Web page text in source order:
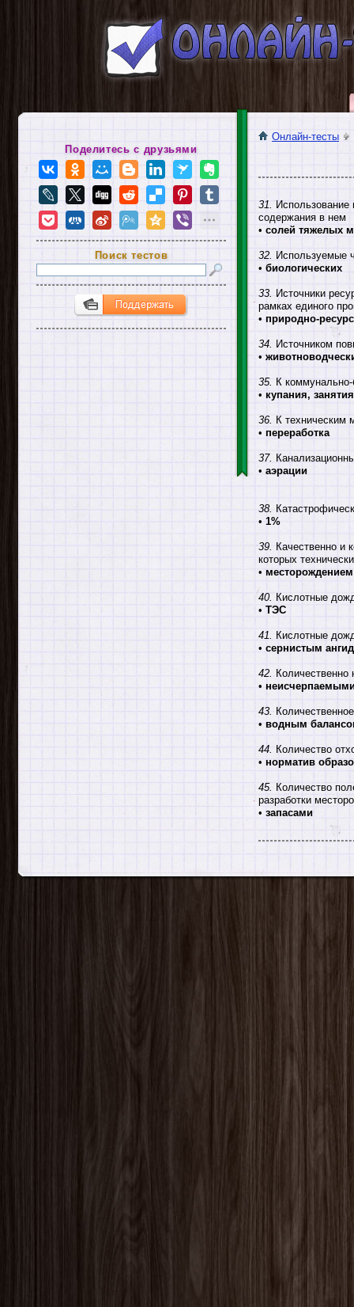
Онлайн-тесты
31.
Использование
содержания в нем
• солей тяжелых
32. Используемые
• биологических
33. Источники
рамках единого
• природно-
34. Источником
•
35. К
• купания,
36. К техническим
• переработка
37.
• аэрации
38.
• 1%
39. Качественно и
которых
• месторождением
40. Кислотные
• ТЭС
41.
Кислотные
• сернистым
42. Количественно
•
43.
• водным
44. Количество
• норматив
45. Количество
разработки
• запасами
Поделитесь с друзьями
Поиск тестов